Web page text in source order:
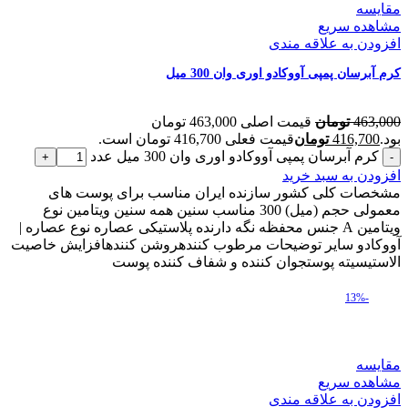
مقایسه
مشاهده سریع
افزودن به علاقه مندی
کرم آبرسان پمپی آووکادو اوری وان 300 میل
463,000 تومان
قیمت اصلی 463,000 تومان
بود.416,700 تومانقیمت فعلی 416,700 تومان است.
کرم آبرسان پمپی آووکادو اوری وان 300 میل عدد
افزودن به سبد خرید
مشخصات کلی کشور سازنده ایران مناسب برای پوست های
معمولی حجم (میل) 300 مناسب سنین همه سنین ویتامین نوع
ویتامین A جنس محفظه نگه دارنده پلاستیکی عصاره نوع عصاره |
آووکادو سایر توضیحات مرطوب کنندهروشن کنندهافزایش خاصیت
الاستیسیته پوستجوان کننده و شفاف کننده پوست
-13%
مقایسه
مشاهده سریع
افزودن به علاقه مندی